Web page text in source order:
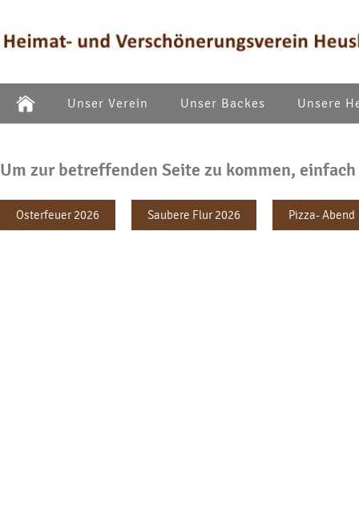
Unser Verein Unser Backes Unsere
Um zur betreffenden Seite zu kommen,
Osterfeuer 2026 Saubere Flur 2026 Pizza- Abend